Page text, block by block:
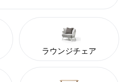
ラウンジチェア